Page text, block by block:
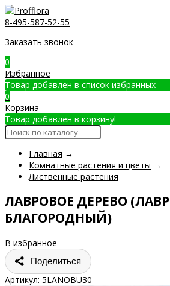
8-495-587-52-55
Заказать звонок
0
Избранное
Товар добавлен в список избранных
0
Корзина
Товар добавлен в корзину!
Главная →
Комнатные растения и цветы →
Лиственные растения
ЛАВРОВОЕ ДЕРЕВО (ЛАВР
БЛАГОРОДНЫЙ)
В избранное
Поделиться
Артикул: 5LANOBU30